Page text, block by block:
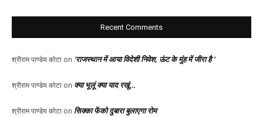
Recent Comments
श्रीराम पाण्डेय कोटा on ‘राजस्थान में आया विदेशी निवेश, ऊंट के मुंह में जीरा है ‘
श्रीराम पाण्डेय कोटा on क्या भूलूं क्या याद रखूं…
श्रीराम पाण्डेय कोटा on सिक्का फेंको दुबारा बुलाएगा रोम